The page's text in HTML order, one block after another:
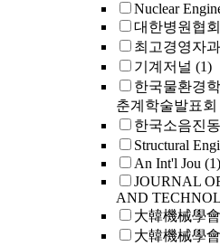
Nuclear
대한병원협회
최고경영자
기계저널 (1)
한국물환경
춘계학술발표회
한국소음진
Structural
An Int'l Jou (1)
JOURNAL
AND
大韓機械學
大韓機械學